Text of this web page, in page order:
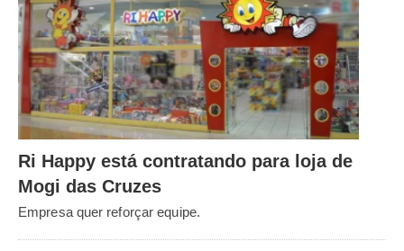
Ri Happy está contratando para loja de
Mogi das Cruzes
Empresa quer reforçar equipe.